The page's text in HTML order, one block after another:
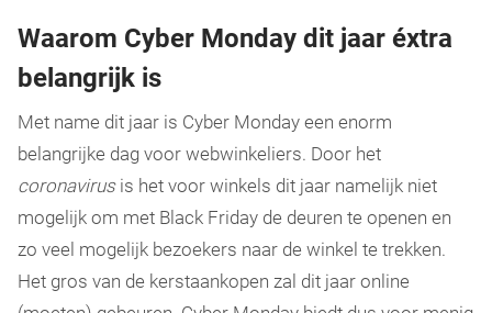
Waarom Cyber Monday dit jaar éxtra
belangrijk is
Met name dit jaar is Cyber Monday een enorm
belangrijke dag voor webwinkeliers. Door het
coronavirusis het voor winkels dit jaar namelijk niet
mogelijk om met Black Friday de deuren te openen en
zo veel mogelijk bezoekers naar de winkel te trekken.
Het gros van de kerstaankopen zal dit jaar online